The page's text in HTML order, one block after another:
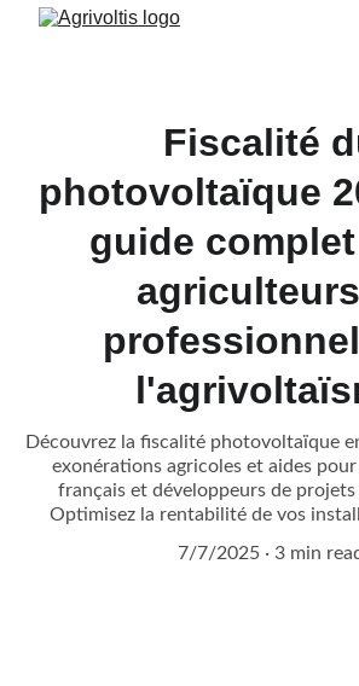
Fiscalité
photovoltaïque
guide
Découvrez la fiscalité photovoltaïque
exonérations agricoles et aides
français et développeurs de
Optimisez la rentabilité de vos
7/7/2025
3 min